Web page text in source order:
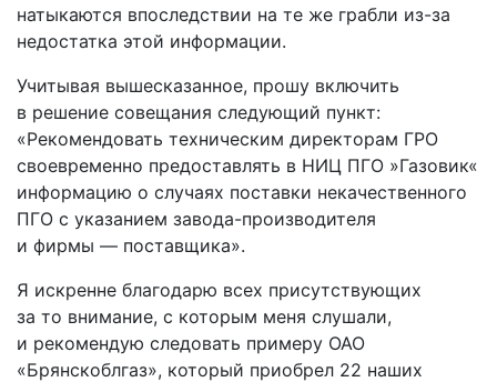
натыкаются впоследствии на те же грабли из-за
недостатка этой информации.
Учитывая вышесказанное, прошу включить
в решение совещания следующий пункт:
«Рекомендовать техническим директорам ГРО
своевременно предоставлять в НИЦ ПГО »Газовик«
информацию о случаях поставки некачественного
ПГО с указанием завода-производителя
и фирмы — поставщика».
Я искренне благодарю всех присутствующих
за то внимание, с которым меня слушали,
и рекомендую следовать примеру ОАО
«Брянскоблгаз», который приобрел 22 наших